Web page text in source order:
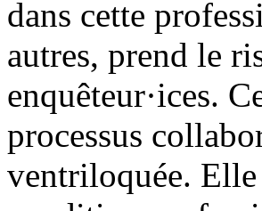
dans cette
autres, prend le
enquêteur·ices.
processus
ventriloquée.